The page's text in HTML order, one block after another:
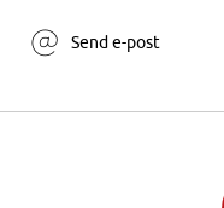
Send e-post